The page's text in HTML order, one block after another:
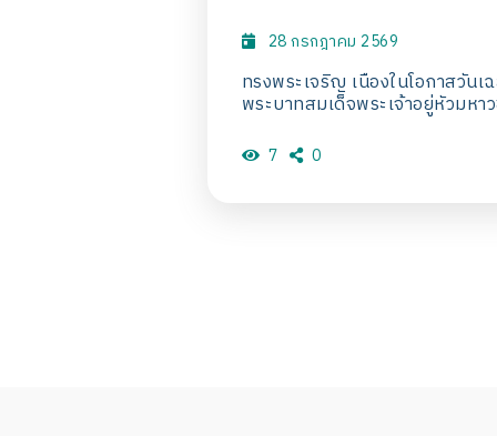
28 กรกฎาคม 2569
ทรงพระเจริญ เนื่องในโอกาสวันเฉลิมพระชน
พระบาทสมเด็จพระเจ้าอยู่หัวมห
7 0